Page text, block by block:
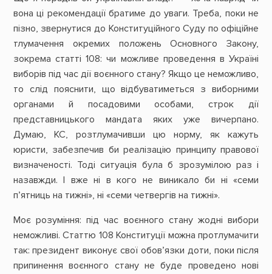
вона ці рекомендації братиме до уваги. Треба, поки не
пізно, звернутися до Конституційного Суду по офіційне
тлумачення окремих положень Основного Закону,
зокрема статті 108: чи можливе проведення в Україні
виборів під час дії воєнного стану? Якщо це неможливо,
то слід пояснити, що відбуватиметься з виборними
органами й посадовими особами, строк дії
представницького мандата яких уже вичерпано.
Думаю, КС, розтлумачивши цю норму, як кажуть
юристи, забезпечив би реалізацію принципу правової
визначеності. Тоді ситуація була б зрозумілою раз і
назавжди. І вже ні в кого не виникало би ні «семи
п’ятниць на тижні», ні «семи четвергів на тижні».
Моє розуміння: під час воєнного стану жодні вибори
неможливі. Статтю 108 Конституції можна протлумачити
так: президент виконує свої обов’язки доти, поки після
припинення воєнного стану не буде проведено нові